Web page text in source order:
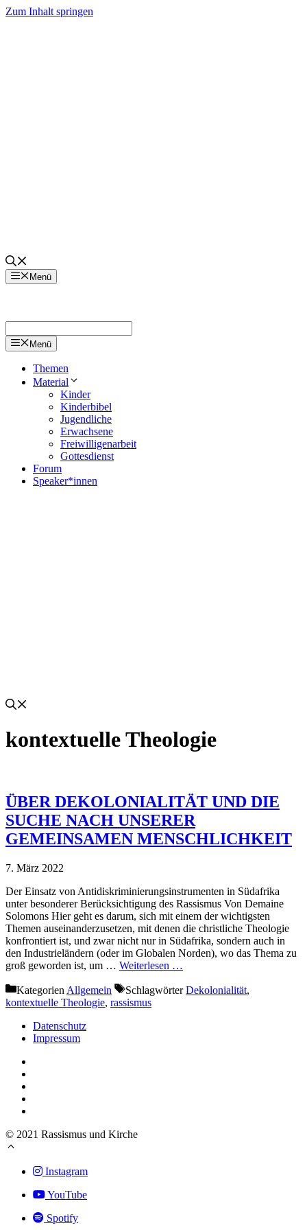
Zum Inhalt springen
Menü
Menü
Themen
Material
Kinder
Kinderbibel
Jugendliche
Erwachsene
Freiwilligenarbeit
Gottesdienst
Forum
Speaker*innen
kontextuelle Theologie
ÜBER DEKOLONIALITÄT UND DIE
SUCHE NACH UNSERER
GEMEINSAMEN MENSCHLICHKEIT
7. März 2022
Der Einsatz von Antidiskriminierungsinstrumenten in Südafrika
unter besonderer Berücksichtigung des Rassismus Von Demaine
Solomons Hier geht es darum, sich mit einem der wichtigsten
Themen auseinanderzusetzen, mit denen die christliche Theologie
konfrontiert ist, und zwar nicht nur in Südafrika, sondern auch in
den Industrieländern (oder im Globalen Norden), wo das Thema zu
groß geworden ist, um … Weiterlesen …
Kategorien Allgemein SchlagwörterDekolonialität,
kontextuelle Theologie, rassismus
Datenschutz
Impressum
© 2021 Rassismus und Kirche
Instagram
YouTube
Spotify